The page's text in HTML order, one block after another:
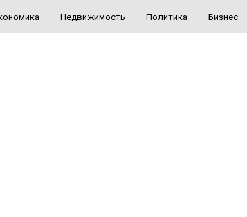
Недвижимость Политика Бизнес